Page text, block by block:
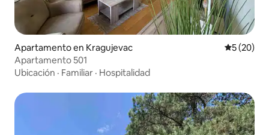
Apartamento en Kragujevac
5 (20)
Apartamento 501
Ubicación · Familiar · Hospitalidad